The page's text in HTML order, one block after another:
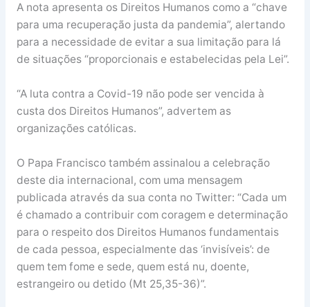
A nota apresenta os Direitos Humanos como a “chave
para uma recuperação justa da pandemia”, alertando
para a necessidade de evitar a sua limitação para lá
de situações “proporcionais e estabelecidas pela Lei”.
“A luta contra a Covid-19 não pode ser vencida à
custa dos Direitos Humanos”, advertem as
organizações católicas.
O Papa Francisco também assinalou a celebração
deste dia internacional, com uma mensagem
publicada através da sua conta no Twitter: “Cada um
é chamado a contribuir com coragem e determinação
para o respeito dos Direitos Humanos fundamentais
de cada pessoa, especialmente das ‘invisíveis’: de
quem tem fome e sede, quem está nu, doente,
estrangeiro ou detido (Mt 25,35-36)”.